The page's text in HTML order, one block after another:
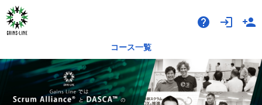
help login person_add
コース一覧